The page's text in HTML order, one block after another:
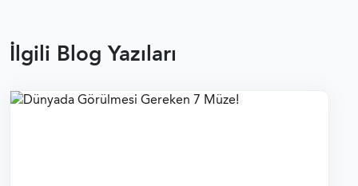
İlgili Blog Yazıları